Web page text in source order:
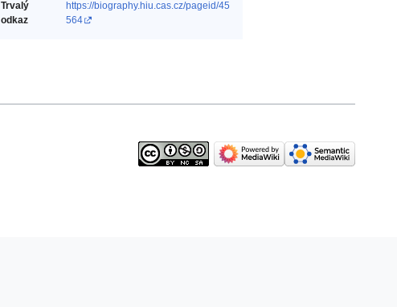
Trvalý
odkaz
https://biography.hiu.cas.cz/pageid/45
564